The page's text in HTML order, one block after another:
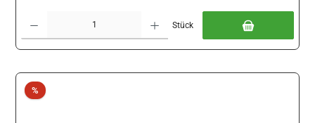
Stück
%Rabatt